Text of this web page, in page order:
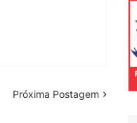
Próxima Postagem